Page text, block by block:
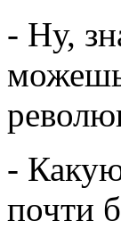
- Ну,
-
почти